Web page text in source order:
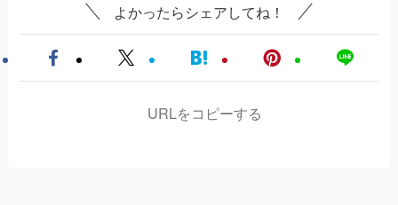
よかったらシェアしてね！
URLをコピーする